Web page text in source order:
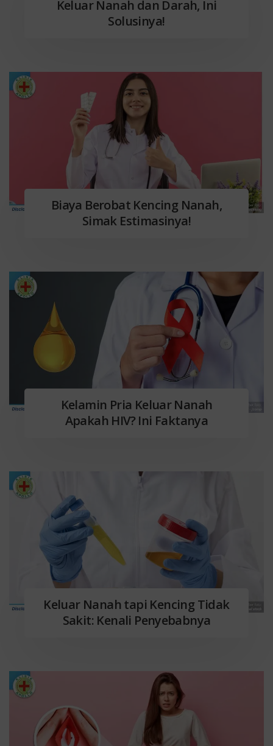
Keluar Nanah dan Darah, Ini
Solusinya!
Biaya Berobat Kencing Nanah,
Simak Estimasinya!
Kelamin Pria Keluar Nanah
Apakah HIV? Ini Faktanya
Keluar Nanah tapi Kencing Tidak
Sakit: Kenali Penyebabnya